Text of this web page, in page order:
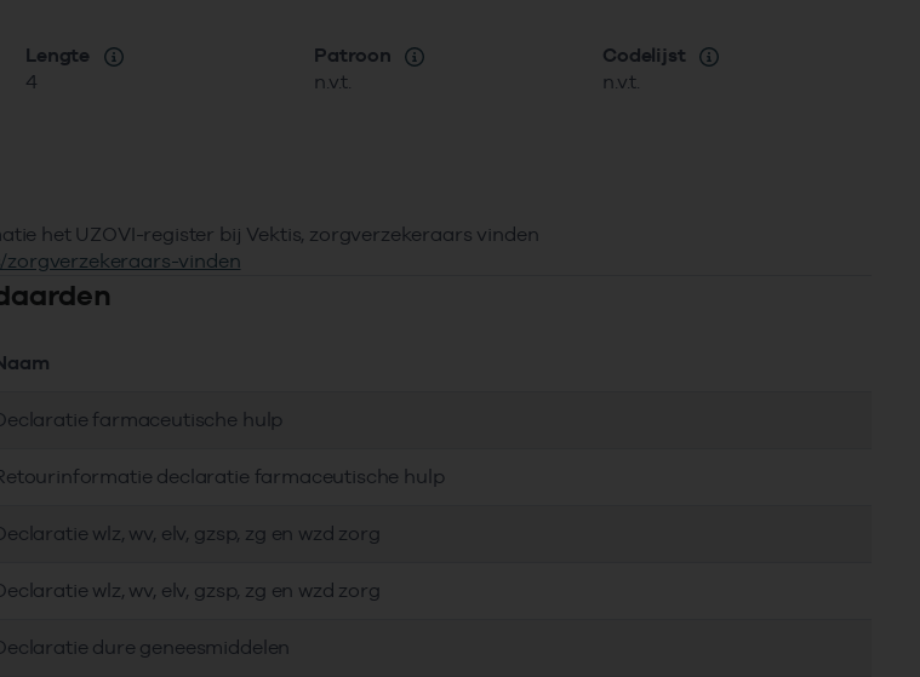
Lengte
4
Patroon
n.v.t.
Codelijst
n.v.t.
het UZOVI-register bij Vektis, zorgverzekeraars vinden
zorgverzekeraars-vinden
farmaceutische hulp
declaratie farmaceutische hulp
wlz, wv, elv, gzsp, zg en wzd zorg
wlz, wv, elv, gzsp, zg en wzd zorg
dure geneesmiddelen